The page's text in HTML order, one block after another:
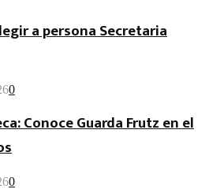
a persona Secretaria
0
Conoce Guarda Frutz en el
0